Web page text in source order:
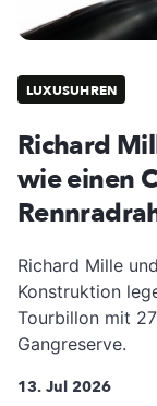
LUXUSUHREN
Richard
wie einen
Richard Mille
Konstruktion
Tourbillon mit
Gangreserve.
13. Jul 2026